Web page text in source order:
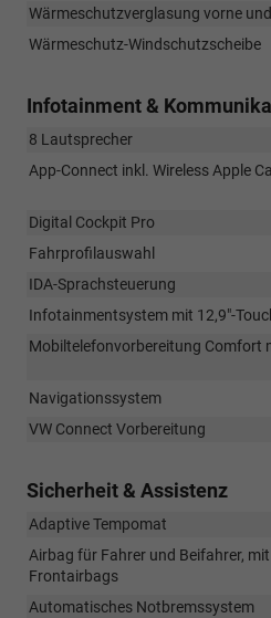
Wärmeschutzverglasung vorne
Wärmeschutz-Windschutzscheibe
Infotainment &
8 Lautsprecher
App-Connect inkl. Wireless Apple
Digital Cockpit Pro
Fahrprofilauswahl
IDA-Sprachsteuerung
Infotainmentsystem mit 12,9"-
Mobiltelefonvorbereitung Comfort
Navigationssystem
VW Connect Vorbereitung
Sicherheit & Assistenz
Adaptive Tempomat
Airbag für Fahrer und Beifahrer,
Frontairbags
Automatisches Notbremssystem